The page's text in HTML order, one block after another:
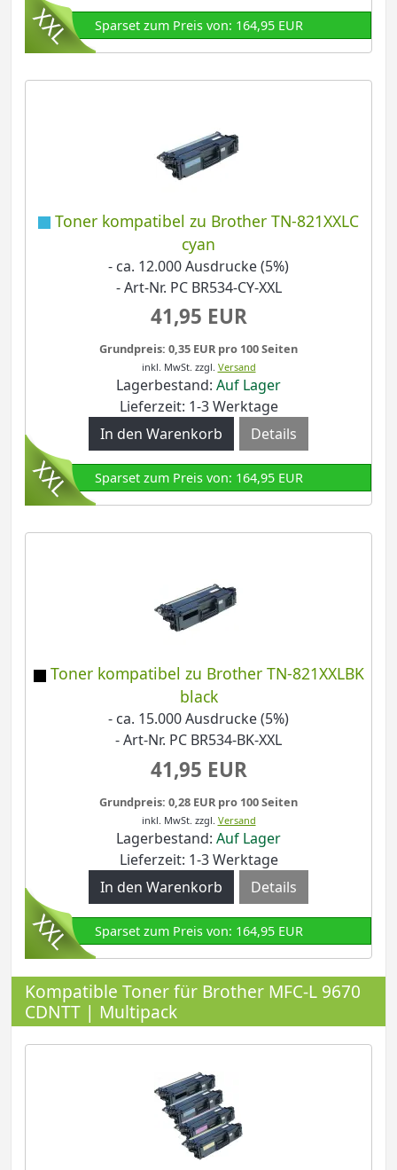
Sparset zum Preis von: 164,95 EUR
Toner kompatibel zu Brother TN-821XXLC
cyan
- ca. 12.000 Ausdrucke (5%)
- Art-Nr. PC BR534-CY-XXL
41,95 EUR
Grundpreis: 0,35 EUR pro 100 Seiten
inkl. MwSt. zzgl. Versand
Lagerbestand: Auf Lager
Lieferzeit: 1-3 Werktage
Details
Sparset zum Preis von: 164,95 EUR
Toner kompatibel zu Brother TN-821XXLBK
black
- ca. 15.000 Ausdrucke (5%)
- Art-Nr. PC BR534-BK-XXL
41,95 EUR
Grundpreis: 0,28 EUR pro 100 Seiten
inkl. MwSt. zzgl. Versand
Lagerbestand: Auf Lager
Lieferzeit: 1-3 Werktage
Details
Sparset zum Preis von: 164,95 EUR
Kompatible Toner für Brother MFC-L 9670
CDNTT | Multipack